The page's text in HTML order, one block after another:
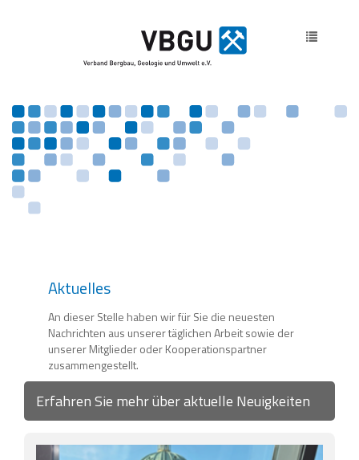
Aktuelles
An dieser Stelle haben wir für Sie die neuesten
Nachrichten aus unserer täglichen Arbeit sowie der
unserer Mitglieder oder Kooperationspartner
zusammengestellt.
Erfahren Sie mehr über aktuelle Neuigkeiten